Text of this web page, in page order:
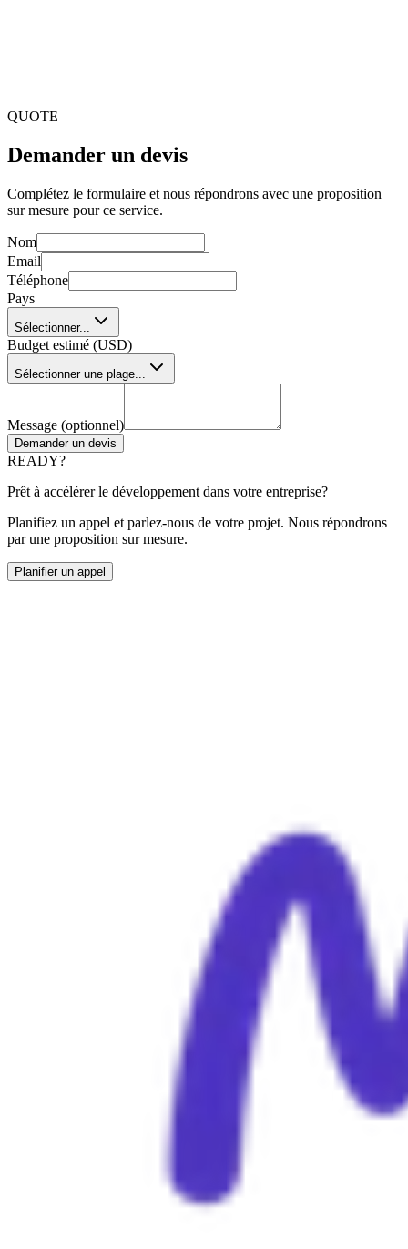
QUOTE
Demander un devis
Complétez le formulaire et nous répondrons avec une proposition
sur mesure pour ce service.
Nom
Email
Téléphone
Pays
Sélectionner...
Budget estimé (USD)
Sélectionner une plage...
Message (optionnel)
Demander un devis
READY?
Prêt à accélérer le développement dans votre entreprise?
Planifiez un appel et parlez-nous de votre projet. Nous répondrons
par une proposition sur mesure.
Planifier un appel